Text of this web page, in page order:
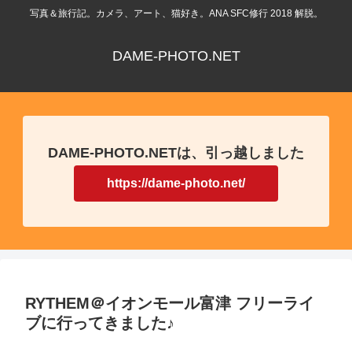
写真＆旅行記。カメラ、アート、猫好き。ANA SFC修行 2018 解脱。
DAME-PHOTO.NET
DAME-PHOTO.NETは、引っ越しました
https://dame-photo.net/
RYTHEM＠イオンモール富津 フリーライ
ブに行ってきました♪